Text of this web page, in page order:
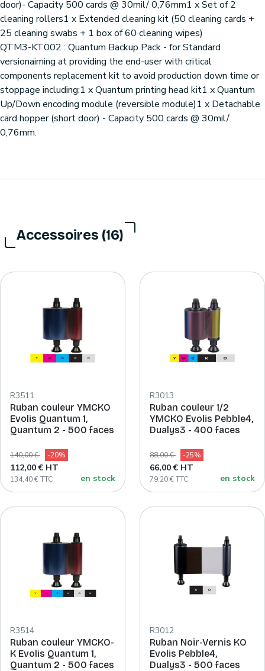
door)- Capacity 500 cards @ 30mil/ 0,76mm1 x Set of 2
cleaning rollers1 x Extended cleaning kit (50 cleaning cards +
25 cleaning swabs + 1 box of 60 cleaning wipes)
QTM3-KT002 : Quantum Backup Pack - for Standard
versionaiming at providing the end-user with critical
components replacement kit to avoid production down time or
stoppage including:1 x Quantum printing head kit1 x Quantum
Up/Down encoding module (reversible module)1 x Detachable
card hopper (short door) - Capacity 500 cards @ 30mil/
0,76mm.
Accessoires (16)
R3511
Ruban couleur YMCKO
Evolis Quantum 1,
Quantum 2 - 500 faces
140,00 € -20%
112,00 € HT
134,40 € TTC en stock
R3013
Ruban couleur 1/2
YMCKO Evolis Pebble4,
Dualys3 - 400 faces
88,00 € -25%
66,00 € HT
79,20 € TTC en stock
R3514
Ruban couleur YMCKO-
K Evolis Quantum 1,
Quantum 2 - 500 faces
R3012
Ruban Noir-Vernis KO
Evolis Pebble4,
Dualys3 - 500 faces